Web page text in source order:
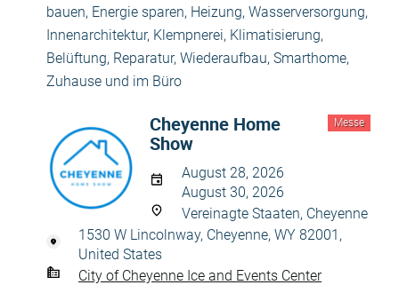
bauen, Energie sparen, Heizung, Wasserversorgung,
Innenarchitektur, Klempnerei, Klimatisierung,
Belüftung, Reparatur, Wiederaufbau, Smarthome,
Zuhause und im Büro
Messe
Cheyenne Home
Show
August 28, 2026
August 30, 2026
Vereinagte Staaten, Cheyenne
1530 W Lincolnway, Cheyenne, WY 82001,
United States
City of Cheyenne Ice and Events Center